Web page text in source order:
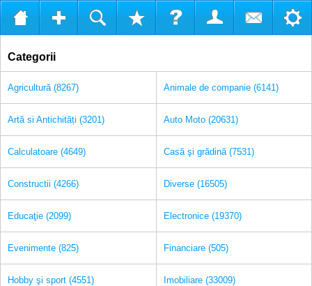
Categorii
Agricultură (8267) Animale de companie (6141)
Artă si Antichități (3201) Auto Moto (20631)
Calculatoare (4649) Casă şi grădină (7531)
Constructii (4266) Diverse (16505)
Educaţie (2099) Electronice (19370)
Evenimente (825) Financiare (505)
Hobby şi sport (4551) Imobiliare (33009)